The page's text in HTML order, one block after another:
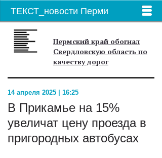
ТЕКСТ_новости Перми
Пермский край обогнал
Свердловскую область по
качеству дорог
14 апреля 2025 | 16:25
В Прикамье на 15%
увеличат цену проезда в
пригородных автобусах